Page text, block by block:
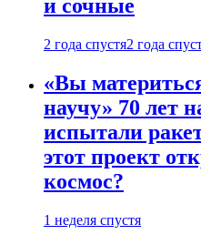
и сочные
2 года спустя2 года
«Вы
научу» 70 лет
испытали
этот проект
космос?
1 неделя спустя